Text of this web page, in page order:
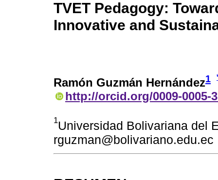
TVET Pedagogy:
Innovative and
Ramón Guzmán Hernández1
http://orcid.org/0009-0005-
1Universidad Bolivariana del
rguzman@bolivariano.edu.ec